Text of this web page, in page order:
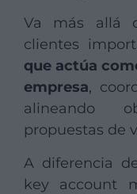
Va más allá
clientes
que actúa
empresa,
alineando
propuestas de
A diferencia
key account